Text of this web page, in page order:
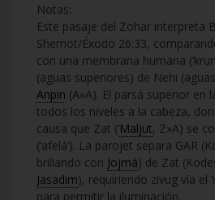
Notas:
Este pasaje del Zohar interpreta
Shemot/Éxodo 26:33, comparando
con una membrana humana
(aguas superiores) de Nehi
Anpin (A»A). El parsá superior en
todos los niveles a la cabeza,
causa que Zat (‘Maljut, Z»A) se
(‘afelá’). La parojet separa GAR
brillando con Jojmá) de Zat
Jasadim), requiriendo zivug vía el
para permitir la iluminación.